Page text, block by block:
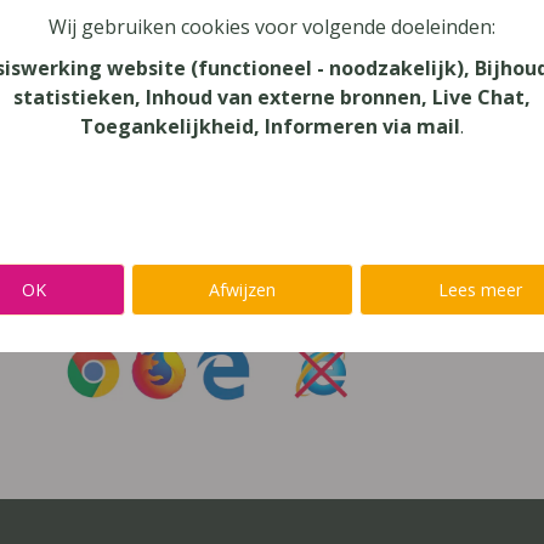
vergeten?
niet inloggen met een@lees.op-account
meteen naarAlinea,IntoWords,K3000,SprintPlus,
Wij gebruiken cookies voor volgende doeleinden:
website (functioneel - noodzakelijk),
statistieken, Inhoud van externe bronnen, Live Chat,
Toegankelijkheid, Informeren via mail.
OK Afwijzen Lees meer